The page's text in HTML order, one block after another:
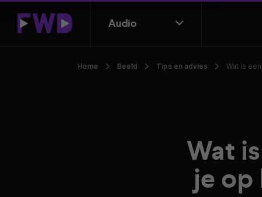
Audio
Home Beeld Tips en advies Wat is
Wat
je op